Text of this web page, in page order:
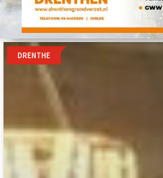
DRENTHE